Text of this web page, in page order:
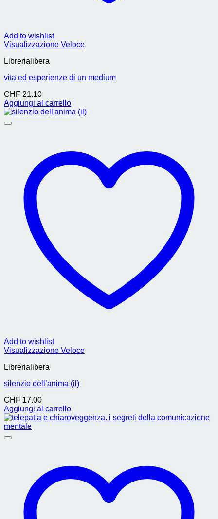
Add to wishlist
Visualizzazione Veloce
Librerialibera
vita ed esperienze di un medium
CHF 21.10
Aggiungi al carrello
Add to wishlist
Visualizzazione Veloce
Librerialibera
silenzio dell’anima (il)
CHF 17.00
Aggiungi al carrello